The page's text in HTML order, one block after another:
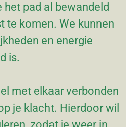
pad al bewandeld
te komen. We kunnen
en energie
is.
met elkaar verbonden
je klacht. Hierdoor wil